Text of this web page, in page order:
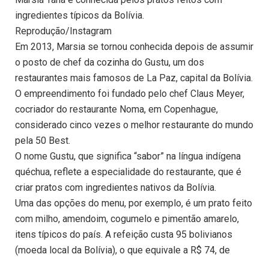
ingredientes típicos da Bolívia.
Reprodução/Instagram
Em 2013, Marsia se tornou conhecida depois de assumir
o posto de chef da cozinha do Gustu, um dos
restaurantes mais famosos de La Paz, capital da Bolívia.
O empreendimento foi fundado pelo chef Claus Meyer,
cocriador do restaurante Noma, em Copenhague,
considerado cinco vezes o melhor restaurante do mundo
pela 50 Best.
O nome Gustu, que significa “sabor” na língua indígena
quéchua, reflete a especialidade do restaurante, que é
criar pratos com ingredientes nativos da Bolívia.
Uma das opções do menu, por exemplo, é um prato feito
com milho, amendoim, cogumelo e pimentão amarelo,
itens típicos do país. A refeição custa 95 bolivianos
(moeda local da Bolívia), o que equivale a R$ 74, de